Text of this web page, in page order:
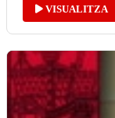
VISUALITZA